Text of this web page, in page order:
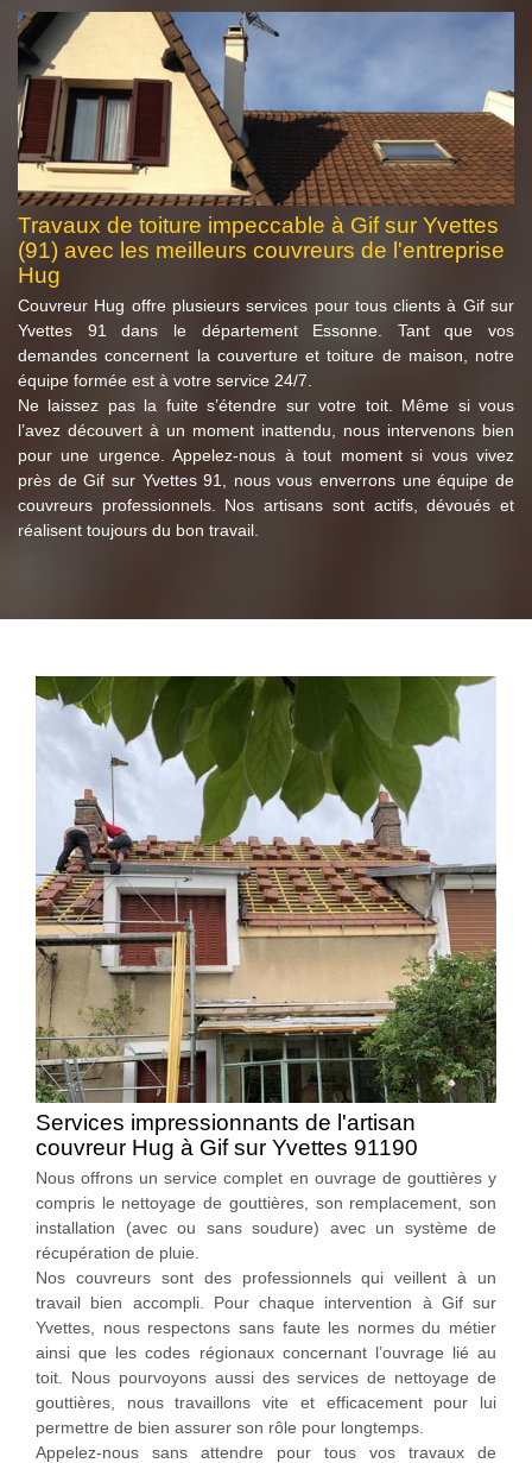
Travaux de toiture impeccable à Gif sur Yvettes
(91) avec les meilleurs couvreurs de l'entreprise
Hug
Couvreur Hug offre plusieurs services pour tous clients à Gif sur
Yvettes 91 dans le département Essonne. Tant que vos
demandes concernent la couverture et toiture de maison, notre
équipe formée est à votre service 24/7.
Ne laissez pas la fuite s’étendre sur votre toit. Même si vous
l’avez découvert à un moment inattendu, nous intervenons bien
pour une urgence. Appelez-nous à tout moment si vous vivez
près de Gif sur Yvettes 91, nous vous enverrons une équipe de
couvreurs professionnels. Nos artisans sont actifs, dévoués et
réalisent toujours du bon travail.
Services impressionnants de l'artisan
couvreur Hug à Gif sur Yvettes 91190
Nous offrons un service complet en ouvrage de gouttières y
compris le nettoyage de gouttières, son remplacement, son
installation (avec ou sans soudure) avec un système de
récupération de pluie.
Nos couvreurs sont des professionnels qui veillent à un
travail bien accompli. Pour chaque intervention à Gif sur
Yvettes, nous respectons sans faute les normes du métier
ainsi que les codes régionaux concernant l’ouvrage lié au
toit. Nous pourvoyons aussi des services de nettoyage de
gouttières, nous travaillons vite et efficacement pour lui
permettre de bien assurer son rôle pour longtemps.
Appelez-nous sans attendre pour tous vos travaux de